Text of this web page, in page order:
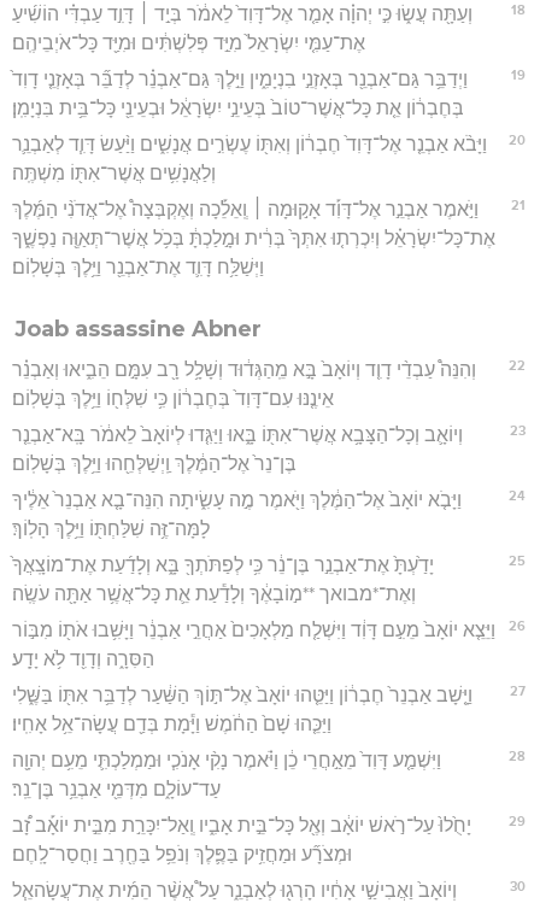
18
וְעַתָּ֖ה עֲשׂ֑וּ כִּ֣י יְהוָ֗ה אָמַ֤ר אֶל־דָּוִד֙ לֵאמֹ֔ר בְּיַ֣ד ׀ דָּוִ֣ד עַבְדִּ֗י הוֹשִׁ֜יעַ
אֶת־עַמִּ֤י יִשְׂרָאֵל֙ מִיַּ֣ד פְּלִשְׁתִּ֔ים וּמִיַּ֖ד כָּל־אֹיְבֵיהֶֽם׃
19
וַיְדַבֵּ֥ר גַּם־אַבְנֵ֖ר בְּאָזְנֵ֣י בִנְיָמִ֑ין וַיֵּ֣לֶךְ גַּם־אַבְנֵ֗ר לְדַבֵּ֞ר בְּאָזְנֵ֤י דָוִד֙
בְּחֶבְר֔וֹן אֵ֤ת כָּל־אֲשֶׁר־טוֹב֙ בְּעֵינֵ֣י יִשְׂרָאֵ֔ל וּבְעֵינֵ֖י כָּל־בֵּ֥ית בִּנְיָמִֽן׃
20
וַיָּבֹ֨א אַבְנֵ֤ר אֶל־דָּוִד֙ חֶבְר֔וֹן וְאִתּ֖וֹ עֶשְׂרִ֣ים אֲנָשִׁ֑ים וַיַּ֨עַשׂ דָּוִ֧ד לְאַבְנֵ֛ר
וְלַאֲנָשִׁ֥ים אֲשֶׁר־אִתּ֖וֹ מִשְׁתֶּֽה׃
21
וַיֹּ֣אמֶר אַבְנֵ֣ר אֶל־דָּוִ֡ד אָק֣וּמָה ׀ וְֽאֵלֵ֡כָה וְאֶקְבְּצָה֩ אֶל־אֲדֹנִ֨י הַמֶּ֜לֶךְ
אֶת־כָּל־יִשְׂרָאֵ֗ל וְיִכְרְת֤וּ אִתְּךָ֙ בְּרִ֔ית וּמָ֣לַכְתָּ֔ בְּכֹ֥ל אֲשֶׁר־תְּאַוֶּ֖ה נַפְשֶׁ֑ךָ
וַיְּשַׁלַּ֥ח דָּוִ֛ד אֶת־אַבְנֵ֖ר וַיֵּ֥לֶךְ בְּשָׁלֽוֹם׃
Joab assassine Abner
22
וְהִנֵּה֩ עַבְדֵ֨י דָוִ֤ד וְיוֹאָב֙ בָּ֣א מֵֽהַגְּד֔וּד וְשָׁלָ֥ל רָ֖ב עִמָּ֣ם הֵבִ֑יאוּ וְאַבְנֵ֗ר
אֵינֶ֤נּוּ עִם־דָּוִד֙ בְּחֶבְר֔וֹן כִּ֥י שִׁלְּח֖וֹ וַיֵּ֥לֶךְ בְּשָׁלֽוֹם׃
23
וְיוֹאָ֛ב וְכָל־הַצָּבָ֥א אֲשֶׁר־אִתּ֖וֹ בָּ֑אוּ וַיַּגִּ֤דוּ לְיוֹאָב֙ לֵאמֹ֔ר בָּֽא־אַבְנֵ֤ר
בֶּן־נֵר֙ אֶל־הַמֶּ֔לֶךְ וַֽיְשַׁלְּחֵ֖הוּ וַיֵּ֥לֶךְ בְּשָׁלֽוֹם׃
24
וַיָּבֹ֤א יוֹאָב֙ אֶל־הַמֶּ֔לֶךְ וַיֹּ֖אמֶר מֶ֣ה עָשִׂ֑יתָה הִנֵּה־בָ֤א אַבְנֵר֙ אֵלֶ֔יךָ
לָמָּה־זֶּ֥ה שִׁלַּחְתּ֖וֹ וַיֵּ֥לֶךְ הָלֽוֹךְ׃
25
יָדַ֙עְתָּ֙ אֶת־אַבְנֵ֣ר בֶּן־נֵ֔ר כִּ֥י לְפַתֹּתְךָ֖ בָּ֑א וְלָדַ֜עַת אֶת־מוֹצָֽאֲךָ֙
וְאֶת־*מבואך **מ֣וֹבָאֶ֔ךָ וְלָדַ֕עַת אֵ֛ת כָּל־אֲשֶׁ֥ר אַתָּ֖ה עֹשֶֽׂה׃
26
וַיֵּצֵ֤א יוֹאָב֙ מֵעִ֣ם דָּוִ֔ד וַיִּשְׁלַ֤ח מַלְאָכִים֙ אַחֲרֵ֣י אַבְנֵ֔ר וַיָּשִׁ֥בוּ אֹת֖וֹ מִבּ֣וֹר
הַסִּרָ֑ה וְדָוִ֖ד לֹ֥א יָדָֽע׃
27
וַיָּ֤שָׁב אַבְנֵר֙ חֶבְר֔וֹן וַיַּטֵּ֤הוּ יוֹאָב֙ אֶל־תּ֣וֹךְ הַשַּׁ֔עַר לְדַבֵּ֥ר אִתּ֖וֹ בַּשֶּׁ֑לִי
וַיַּכֵּ֤הוּ שָׁם֙ הַחֹ֔מֶשׁ וַיָּ֕מָת בְּדַ֖ם עֲשָׂה־אֵ֥ל אָחִֽיו׃
28
וַיִּשְׁמַ֤ע דָּוִד֙ מֵאַ֣חֲרֵי כֵ֔ן וַיֹּ֗אמֶר נָקִ֨י אָנֹכִ֧י וּמַמְלַכְתִּ֛י מֵעִ֥ם יְהוָ֖ה
עַד־עוֹלָ֑ם מִדְּמֵ֖י אַבְנֵ֥ר בֶּן־נֵֽר׃
29
יָחֻ֙לוּ֙ עַל־רֹ֣אשׁ יוֹאָ֔ב וְאֶ֖ל כָּל־בֵּ֣ית אָבִ֑יו וְֽאַל־יִכָּרֵ֣ת מִבֵּ֣ית יוֹאָ֡ב זָ֠ב
וּמְצֹרָ֞ע וּמַחֲזִ֥יק בַּפֶּ֛לֶךְ וְנֹפֵ֥ל בַּחֶ֖רֶב וַחֲסַר־לָֽחֶם׃
30
וְיוֹאָב֙ וַאֲבִישַׁ֣י אָחִ֔יו הָרְג֖וּ לְאַבְנֵ֑ר עַל֩ אֲשֶׁ֨ר הֵמִ֜ית אֶת־עֲשָׂהאֵ֧ל